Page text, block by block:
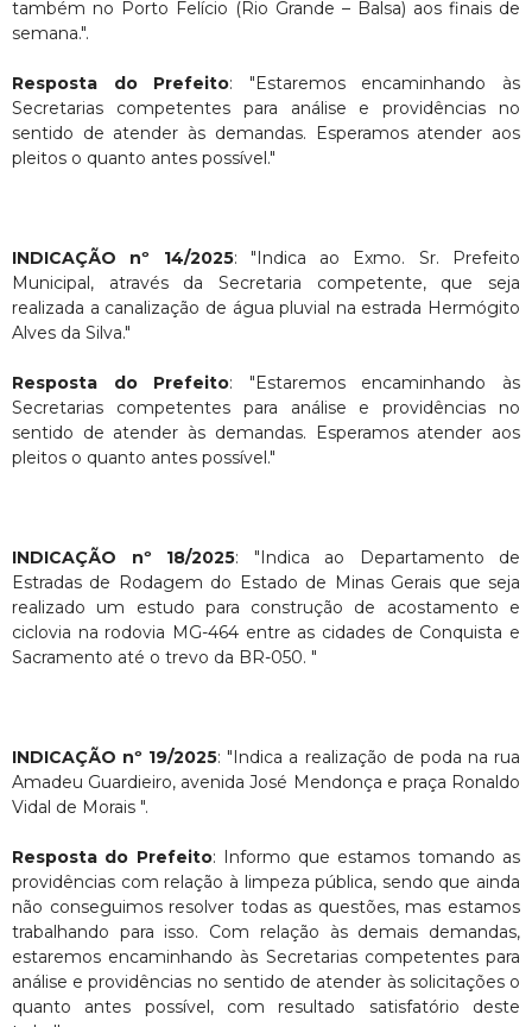
também no Porto Felício (Rio Grande – Balsa) aos finais de
semana.".
Resposta do Prefeito: "Estaremos encaminhando às
Secretarias competentes para análise e providências no
sentido de atender às demandas. Esperamos atender aos
pleitos o quanto antes possível."
INDICAÇÃO nº 14/2025: "Indica ao Exmo. Sr. Prefeito
Municipal, através da Secretaria competente, que seja
realizada a canalização de água pluvial na estrada Hermógito
Alves da Silva."
Resposta do Prefeito: "Estaremos encaminhando às
Secretarias competentes para análise e providências no
sentido de atender às demandas. Esperamos atender aos
pleitos o quanto antes possível."
INDICAÇÃO nº 18/2025: "Indica ao Departamento de
Estradas de Rodagem do Estado de Minas Gerais que seja
realizado um estudo para construção de acostamento e
ciclovia na rodovia MG-464 entre as cidades de Conquista e
Sacramento até o trevo da BR-050. "
INDICAÇÃO nº 19/2025: "Indica a realização de poda na rua
Amadeu Guardieiro, avenida José Mendonça e praça Ronaldo
Vidal de Morais ".
Resposta do Prefeito: Informo que estamos tomando as
providências com relação à limpeza pública, sendo que ainda
não conseguimos resolver todas as questões, mas estamos
trabalhando para isso. Com relação às demais demandas,
estaremos encaminhando às Secretarias competentes para
análise e providências no sentido de atender às solicitações o
quanto antes possível, com resultado satisfatório deste